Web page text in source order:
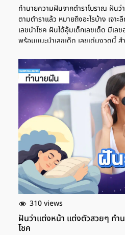
ทำนายความฝันจากตำราโบราณ ฝัน
ตามตำราแล้ว หมายถึงอะไรบ้าง เจา
เลขนำโชค ฝันได้อุ้มเด็กเลขเด็ด มีเล
พร้อมแนะนำเลขเด็ด เลขเด่นงวดนี้
เด็กผู้หญิง น่ารัก ตามคำทำนายฝันแล้
ทรัพย์สินและการเจอกับคนที่ไม่ได้หวั
ประโยชน์จากคุณ ซึ่งบางคนก็อาจจะเป็
หวังดีหรือมีความริษยาต่อคุณ นอกจ
ของหวงได้ด้วย เลขเด็ด ฝันว่าอุ้มทา
อุ้มเด็กทารกผู้หญิง ก็ยังหมายถึงเรื่อง
การเจอกับคนที่ไม่หวังดี และที่ต้องระวั
บ้าบิ่นของคุณ ที่อาจจะทำให้เกิดควา
ในด้านของความรัก จะต้องอาศัยคว
ทำให้ชีวิตคู่ไม่มีปัญหา เลขเด็ด อุ้มเ
การฝันว่าอุ้มเด็กผู้หญิง อายุ 1 ขวบ ห
ทำนายฝันแล้ว จะหมายถึงการเจอกับเค
ช่วงนี้หากคิดจะทำอะไร […]
310 views
ฝันว่าแต่งหน้า แต่งตัวสวยๆ ทำ
โชค